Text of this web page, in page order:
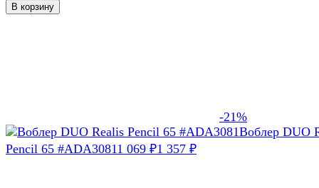
В корзину
-21%
Воблер DUO
Pencil 65 #ADA30811 069 ₽1 357 ₽